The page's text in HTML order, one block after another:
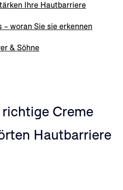
Ihre Hautbarriere
woran Sie sie erkennen
& Söhne
Creme
Hautbarriere